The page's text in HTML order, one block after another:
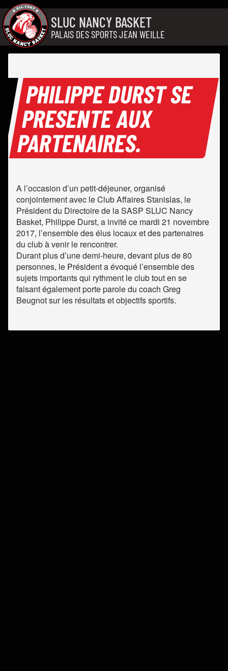
Aller au contenu
SLUC NANCY BASKET
PALAIS DES SPORTS JEAN WEILLE
PHILIPPE DURST SE
PRESENTE AUX
PARTENAIRES.
A l’occasion d’un petit-déjeuner, organisé
conjointement avec le Club Affaires Stanislas, le
Président du Directoire de la SASP SLUC Nancy
Basket, Philippe Durst, a invité ce mardi 21 novembre
2017, l’ensemble des élus locaux et des partenaires
du club à venir le rencontrer.
Durant plus d’une demi-heure, devant plus de 80
personnes, le Président a évoqué l’ensemble des
sujets importants qui rythment le club tout en se
faisant également porte parole du coach Greg
Beugnot sur les résultats et objectifs sportifs.